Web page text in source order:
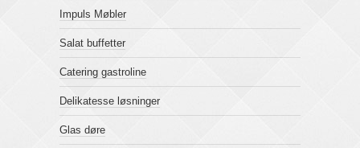
Impuls Møbler
Salat buffetter
Catering gastroline
Delikatesse løsninger
Glas døre